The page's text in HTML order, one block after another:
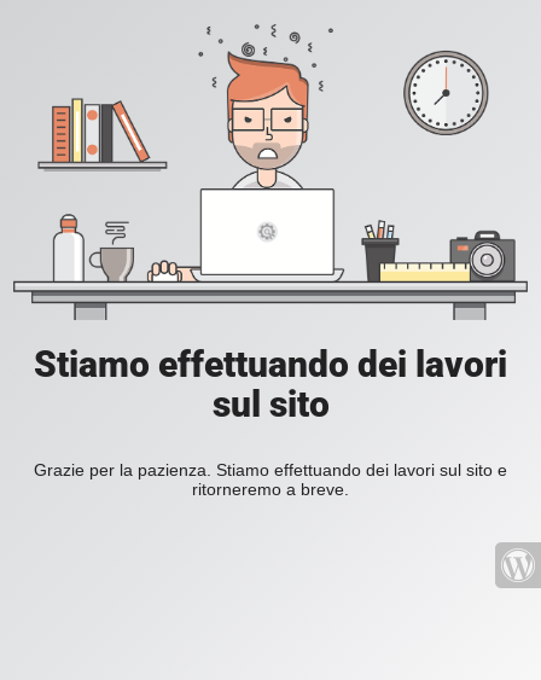
Stiamo effettuando dei lavori
sul sito
Grazie per la pazienza. Stiamo effettuando dei lavori sul sito e
ritorneremo a breve.